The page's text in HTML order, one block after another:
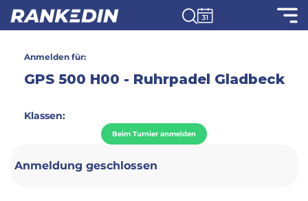
Anmelden für:
GPS 500 H00 - Ruhrpadel Gladbeck
Klassen:
Beim Turnier anmelden
Anmeldung geschlossen